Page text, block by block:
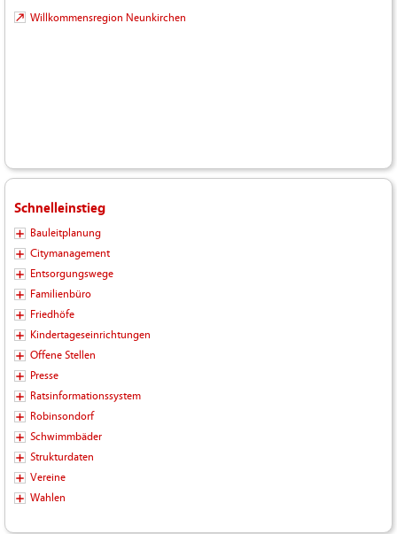
Willkommensregion Neunkirchen
Schnelleinstieg
Bauleitplanung
Citymanagement
Entsorgungswege
Familienbüro
Friedhöfe
Kindertageseinrichtungen
Offene Stellen
Presse
Ratsinformationssystem
Robinsondorf
Schwimmbäder
Strukturdaten
Vereine
Wahlen